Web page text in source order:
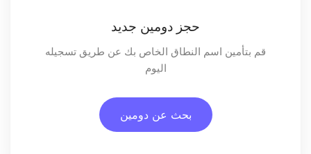
حجز دومين جديد
قم بتأمين اسم النطاق الخاص بك عن طريق تسجيله
بحث عن دومين